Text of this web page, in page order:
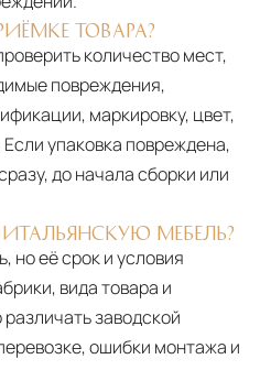
ТОВАРА?
количество мест,
повреждения,
маркировку, цвет,
упаковка повреждена,
до начала сборки или
МЕБЕЛЬ?
но её срок и условия
вида товара и
заводской
ошибки монтажа и